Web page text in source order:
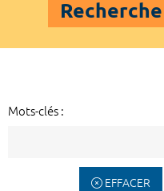
Mots-clés :
EFFACER